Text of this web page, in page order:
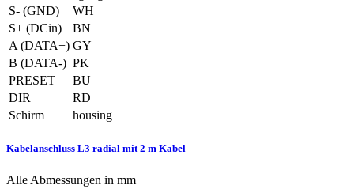
S- (GND)
WH
S+ (DCin)
BN
A (DATA+) GY
B (DATA-) PK
PRESET
BU
DIR
RD
Schirm
housing
Kabelanschluss L3 radial mit 2 m Kabel
Alle Abmessungen in mm